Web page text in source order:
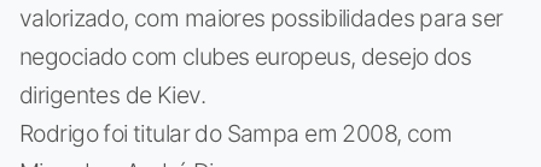
valorizado, com maiores possibilidades para ser
negociado com clubes europeus, desejo dos
dirigentes de Kiev.
Rodrigo foi titular do Sampa em 2008, com